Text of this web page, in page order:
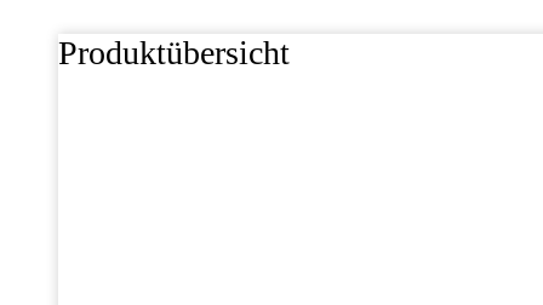
Produktübersicht